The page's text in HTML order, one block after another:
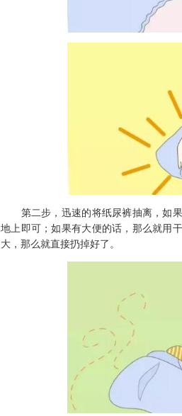
第二步，迅速的将纸尿裤抽离，如果
地上即可；如果有大便的话，那么就用
大，那么就直接扔掉好了。